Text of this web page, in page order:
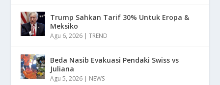
Trump Sahkan Tarif 30% Untuk Eropa &
Meksiko
Agu 6, 2026 |TREND
Beda Nasib Evakuasi Pendaki Swiss vs
Juliana
Agu 5, 2026 | NEWS